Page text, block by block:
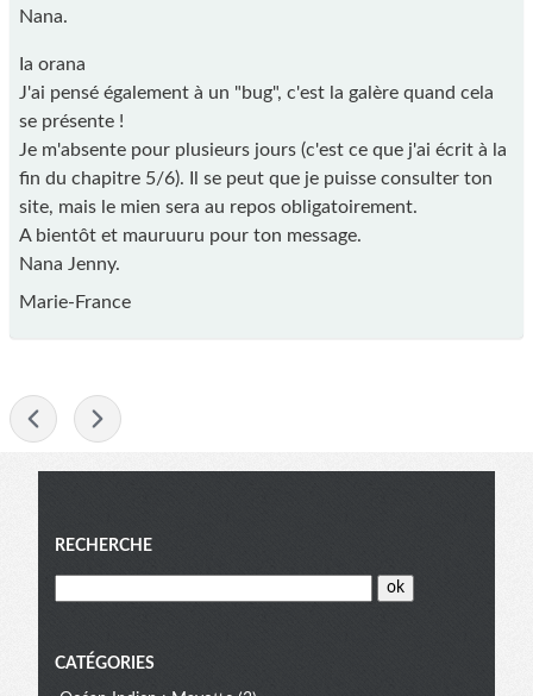
Nana.
Ia orana
J'ai pensé également à un "bug", c'est la galère quand cela
se présente !
Je m'absente pour plusieurs jours (c'est ce que j'ai écrit à la
fin du chapitre 5/6). Il se peut que je puisse consulter ton
site, mais le mien sera au repos obligatoirement.
A bientôt et mauruuru pour ton message.
Nana Jenny.
Marie-France
Menu
RECHERCHE
CATÉGORIES